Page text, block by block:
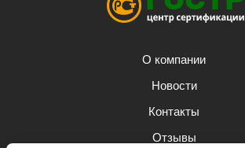
О компании
Новости
Контакты
Отзывы